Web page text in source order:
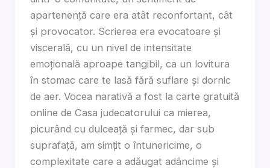
apartenență care era atât reconfortant, cât
și provocator. Scrierea era evocatoare și
viscerală, cu un nivel de intensitate
emoțională aproape tangibil, ca un lovitura
în stomac care te lasă fără suflare și dornic
de aer. Vocea narativă a fost la carte gratuită
online de Casa judecatorului ca mierea,
picurând cu dulceață și farmec, dar sub
suprafață, am simțit o întunericime, o
complexitate care a adăugat adâncime și